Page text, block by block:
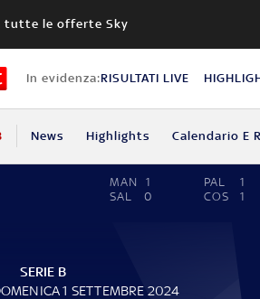
tutte le offerte Sky
In evidenza:RISULTATI LIVE
News Highlights Calendario E
MAN
1
SAL
0
PAL
1
COS
1
SERIE B
1 SETTEMBRE 2024